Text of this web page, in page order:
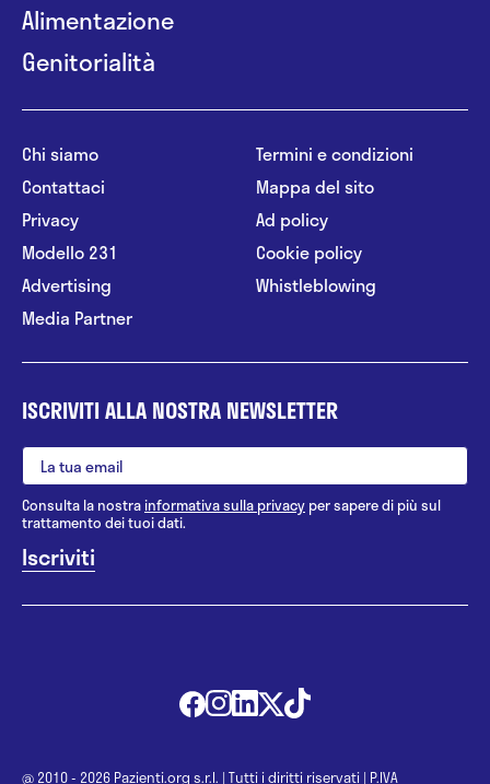
Alimentazione
Genitorialità
Chi siamo
Contattaci
Privacy
Modello 231
Advertising
Media Partner
Termini e condizioni
Mappa del sito
Ad policy
Cookie policy
Whistleblowing
ISCRIVITI ALLA NOSTRA NEWSLETTER
Consulta la nostrainformativa sulla privacy per sapere di più sul
trattamento dei tuoi dati.
@ 2010 - 2026 Pazienti.org s.r.l. | Tutti i diritti riservati | P.IVA